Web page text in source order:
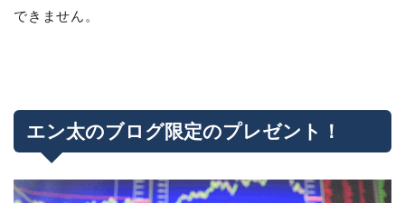
できません。
エン太のブログ限定のプレゼント！